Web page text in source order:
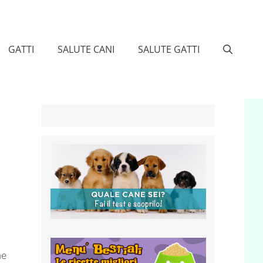
GATTI SALUTE CANI SALUTE GATTI